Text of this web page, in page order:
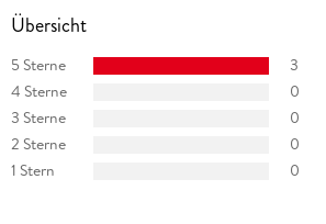
Übersicht
5 Sterne
3
4 Sterne
0
3 Sterne
0
2 Sterne
0
1 Stern
0